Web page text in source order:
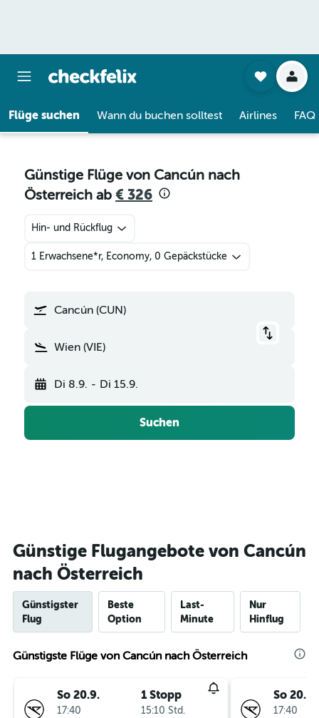
Flüge suchen Wann du buchen solltest Airlines FAQ
Günstige Flüge von Cancún nach
Österreich ab € 326
Hin- und Rückflug
1 Erwachsene*r, Economy, 0 Gepäckstücke
Cancún (CUN)
Wien (VIE)
Di 8.9. - Di 15.9.
Suchen
Günstige Flugangebote von Cancún
nach Österreich
Günstigster
Flug
Beste
Option
Last-
Minute
Nur
Hinflug
Günstigste Flüge von Cancún nach Österreich
So 20.9.
17:40
1 Stopp
15:10 Std.
So 20.9.
17:40